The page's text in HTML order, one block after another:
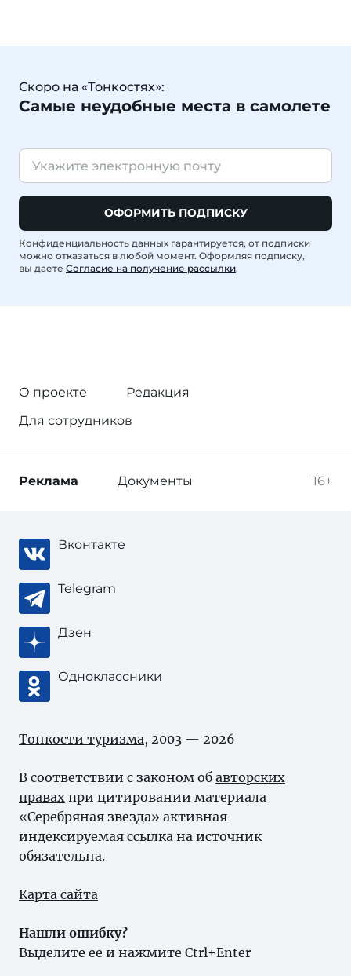
Скоро на «Тонкостях»:
Самые неудобные места в самолете
ОФОРМИТЬ ПОДПИСКУ
Конфиденциальность данных гарантируется, от подписки
можно отказаться в любой момент. Оформляя подписку,
вы даете Согласие на получение рассылки.
О проекте
Редакция
Для сотрудников
16+
Реклама Документы
Вконтакте
Telegram
Дзен
Одноклассники
Тонкости туризма, 2003 — 2026
В соответствии с законом об авторских
правах при цитировании материала
«Серебряная звезда» активная
индексируемая ссылка на источник
обязательна.
Карта сайта
Нашли ошибку?
Выделите ее и нажмите Ctrl+Enter